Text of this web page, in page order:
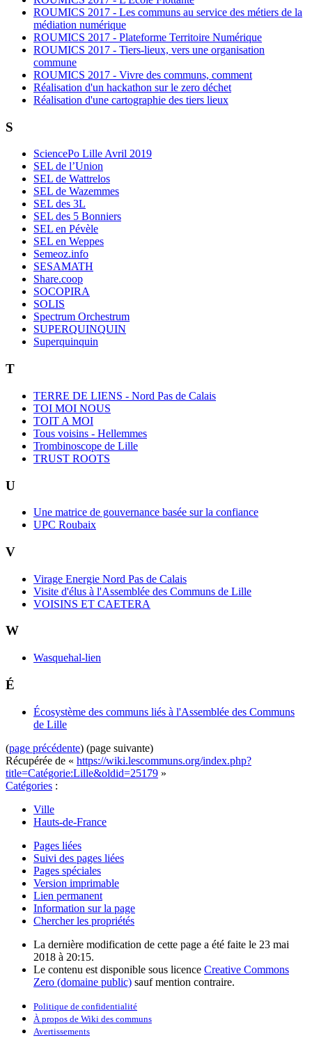
ROUMICS 2017 - Les communs au service des métiers de la
médiation numérique
ROUMICS 2017 - Plateforme Territoire Numérique
ROUMICS 2017 - Tiers-lieux, vers une organisation
commune
ROUMICS 2017 - Vivre des communs, comment
Réalisation d'un hackathon sur le zero déchet
Réalisation d'une cartographie des tiers lieux
S
SciencePo Lille Avril 2019
SEL de l’Union
SEL de Wattrelos
SEL de Wazemmes
SEL des 3L
SEL des 5 Bonniers
SEL en Pévèle
SEL en Weppes
Semeoz.info
SESAMATH
Share.coop
SOCOPIRA
SOLIS
Spectrum Orchestrum
SUPERQUINQUIN
Superquinquin
T
TERRE DE LIENS - Nord Pas de Calais
TOI MOI NOUS
TOIT A MOI
Tous voisins - Hellemmes
Trombinoscope de Lille
TRUST ROOTS
U
Une matrice de gouvernance basée sur la confiance
UPC Roubaix
V
Virage Energie Nord Pas de Calais
Visite d'élus à l'Assemblée des Communs de Lille
VOISINS ET CAETERA
W
Wasquehal-lien
É
Écosystème des communs liés à l'Assemblée des Communs
de Lille
(page précédente) (page suivante)
Récupérée de « https://wiki.lescommuns.org/index.php?
title=Catégorie:Lille&oldid=25179 »
Catégories :
Ville
Hauts-de-France
Pages liées
Suivi des pages liées
Pages spéciales
Version imprimable
Lien permanent
Information sur la page
Chercher les propriétés
La dernière modification de cette page a été faite le 23 mai
2018 à 20:15.
Le contenu est disponible sous licence Creative Commons
Zero (domaine public) sauf mention contraire.
Politique de confidentialité
À propos de Wiki des communs
Avertissements